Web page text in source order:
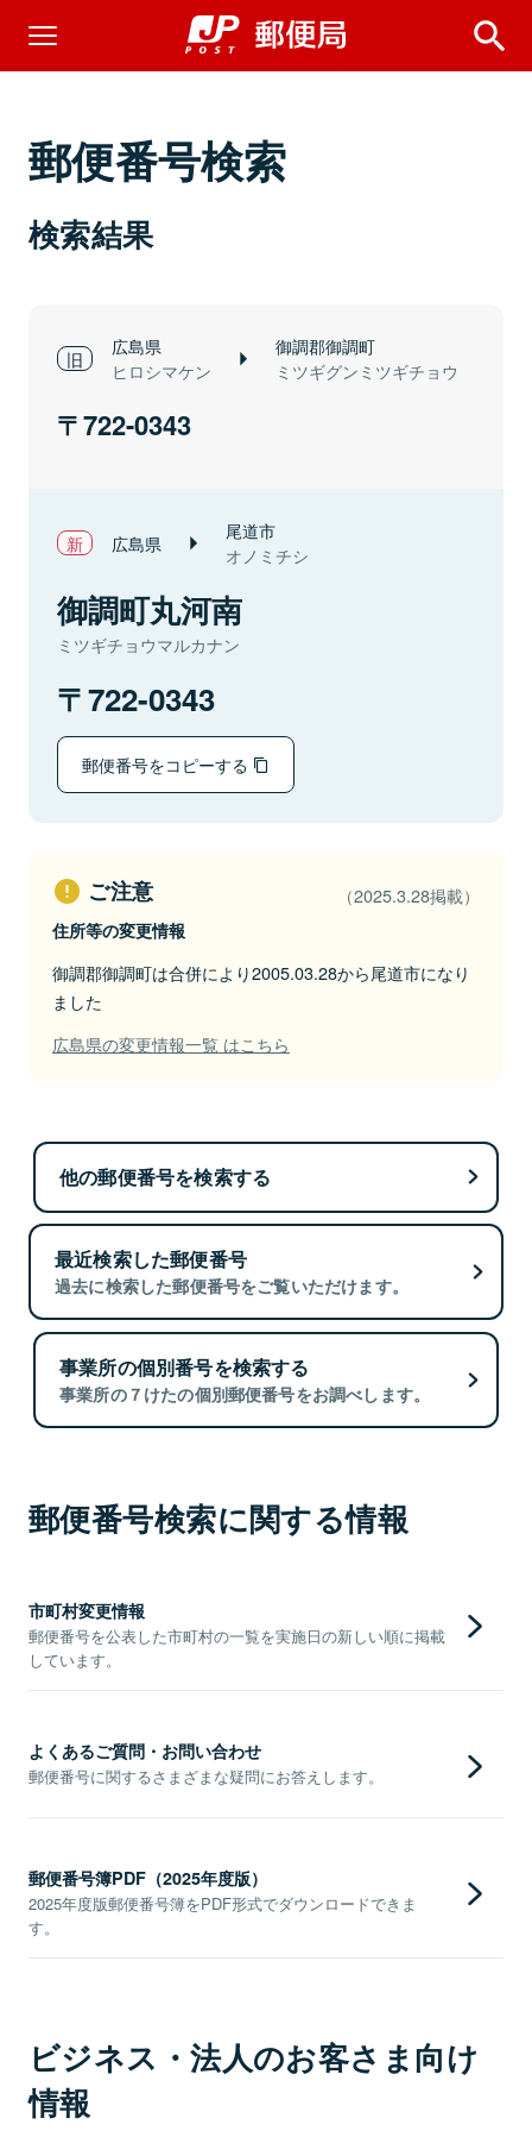
郵便番号検索
検索結果
広島県
ヒロシマケン
御調郡御調町
ミツギグンミツギチョウ
722-0343
広島県 尾道市
オノミチシ
御調町丸河南
ミツギチョウマルカナン
722-0343
郵便番号をコピーする
ご注意 （2025.3.28掲載）
住所等の変更情報
御調郡御調町は合併により2005.03.28から尾道市になり
ました
広島県の変更情報一覧 はこちら
他の郵便番号を検索する
最近検索した郵便番号
過去に検索した郵便番号をご覧いただけます。
事業所の個別番号を検索する
事業所の７けたの個別郵便番号をお調べします。
郵便番号検索に関する情報
市町村変更情報
郵便番号を公表した市町村の一覧を実施日の新しい順に掲載
しています。
よくあるご質問・お問い合わせ
郵便番号に関するさまざまな疑問にお答えします。
郵便番号簿PDF（2025年度版）
2025年度版郵便番号簿をPDF形式でダウンロードできま
す。
ビジネス・法人のお客さま向け
情報